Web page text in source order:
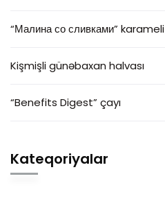
“Малина со сливками” karameli
Kişmişli günəbaxan halvası
“Benefits Digest” çayı
Kateqoriyalar